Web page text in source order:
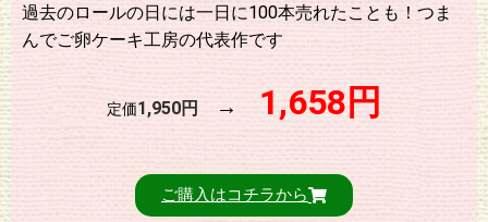
過去のロールの日には一日に100本売れたことも！つま
んでご卵ケーキ工房の代表作です
定価1,950円 → 1,658円
ご購入はコチラから